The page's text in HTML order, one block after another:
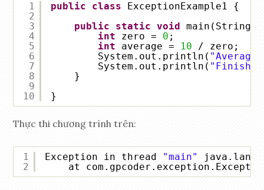
1
2
3
4
5
6
7
8
9
10
public class
ExceptionExample1 {
public
static void
int
zero = 0 ;
int
average = 10
/ zero;
System.out.println(
System.out.println(
}
}
Thực thi chương trình trên:
1
2
Exception in thread "main"
at